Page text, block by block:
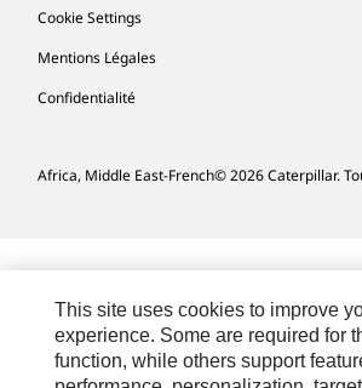
Cookie Settings
Mentions Légales
Confidentialité
Africa, Middle East-French© 2026 Caterpillar.
This site uses cookies to improve
experience. Some are required for
function, while others support